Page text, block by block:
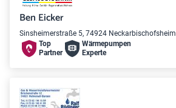
Ben Eicker
Sinsheimerstraße 5, 74924 Neckarbischofsheim
Top
Partner
Wärme­pumpen
Experte